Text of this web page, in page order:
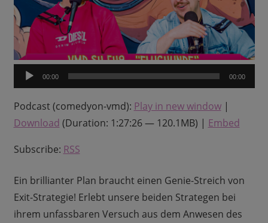
Audio-
Player
00:00 00:00
Podcast (comedyon-vmd): Play in new window|
Download (Duration: 1:27:26 — 120.1MB) | Embed
Subscribe: RSS
Ein brillianter Plan braucht einen Genie-Streich von
Exit-Strategie! Erlebt unsere beiden Strategen bei
ihrem unfassbaren Versuch aus dem Anwesen des